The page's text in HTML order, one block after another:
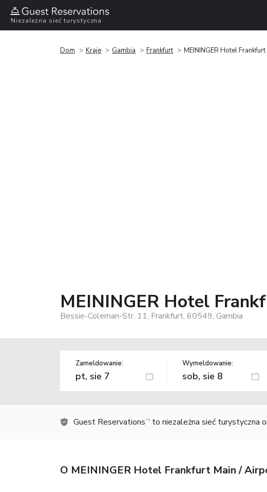
Niezależna sieć turystyczna
Dom Kraje Gambia Frankfurt MEININGER Hotel
MEININGER Hotel
Bessie-Coleman-Str. 11, Frankfurt, 60549, Gambia
Zameldowanie: Wymeldowanie:
Guest Reservations TM to niezależna sieć turystyczna
O MEININGER Hotel Frankfurt Main /